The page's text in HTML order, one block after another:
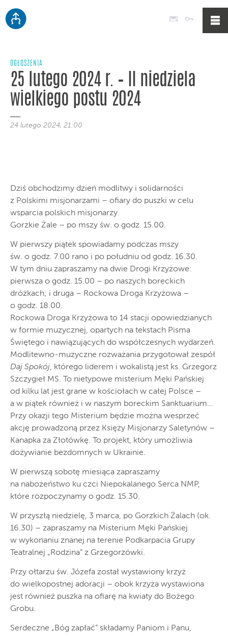
Poczta
OGŁOSZENIA
25 lutego 2024 r. – II niedziela
wielkiego postu 2024
24 lutego 2024, 21:00
Dziś obchodzimy dzień modlitwy i solidarności
z Polskimi misjonarzami – ofiary do puszki w celu
wsparcia polskich misjonarzy.
Gorzkie Żale – po mszy św. o godz. 15.00.
W pierwszy piątek spowiadamy podczas mszy
św. o godz. 7.00 rano i po południu od godz. 16.30.
W tym dniu zapraszamy na dwie Drogi Krzyżowe:
pierwsza o godz. 15.00 – po naszych boreckich
dróżkach; i druga – Rockowa Droga Krzyżowa –
o godz. 18.00.
Rockowa Droga Krzyżowa to 14 stacji opowiedzianych
w formie muzycznej, opartych na tekstach Pisma
Świętego i nawiązujących do współczesnych wydarzeń.
Modlitewno-muzyczne rozważania przygotował zespół
Daj Spokój, którego liderem i wokalistą jest ks. Grzegorz
Szczygieł MS. To nietypowe misterium Męki Pańskiej
od kilku lat jest grane w kościołach w całej Polsce –
a w piątek również i w naszym boreckim Sanktuarium…
Przy okazji tego Misterium będzie można wesprzeć
akcję prowadzoną przez Księży Misjonarzy Saletynów –
Kanapka za Złotówkę. To projekt, który umożliwia
dożywianie bezdomnych w Ukrainie.
W pierwszą sobotę miesiąca zapraszamy
na nabożeństwo ku czci Niepokalanego Serca NMP,
które rozpoczynamy o godz. 15.30.
W przyszłą niedzielę, 3 marca, po Gorzkich Żalach (ok.
16.30) – zapraszamy na Misterium Męki Pańskiej
w wykonaniu znanej na terenie Podkarpacia Grupy
Teatralnej „Rodzina” z Grzegorzówki.
Przy ołtarzu św. Józefa został wystawiony krzyż
do wielkopostnej adoracji – obok krzyża wystawiona
jest również puszka na ofiarę na kwiaty do Bożego
Grobu.
Serdeczne „Bóg zapłać” składamy Paniom i Panu,